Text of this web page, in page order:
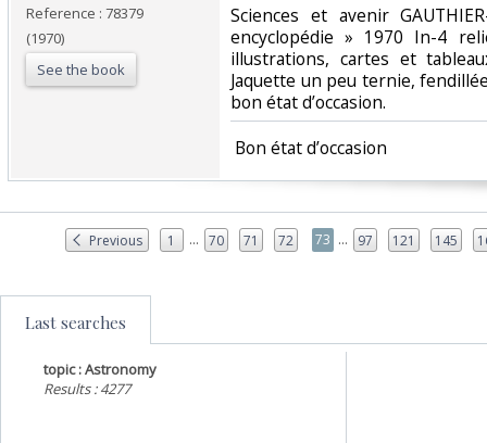
Reference : 78379
(1970)
See the book
‎Sciences et avenir
encyclopédie » 1970 In-4
illustrations, cartes et
Jaquette un peu ternie,
bon état d’occasion. ‎
‎ Bon état d’occasion ‎
Previous 1 ... 70 71 72 73 ... 97 121 145
Last searches
topic : Astronomy
Results : 4277